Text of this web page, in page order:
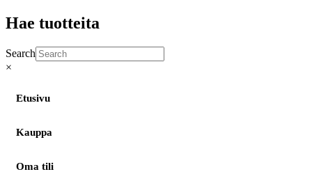
Hae tuotteita
Search
×
Etusivu
Kauppa
Oma tili